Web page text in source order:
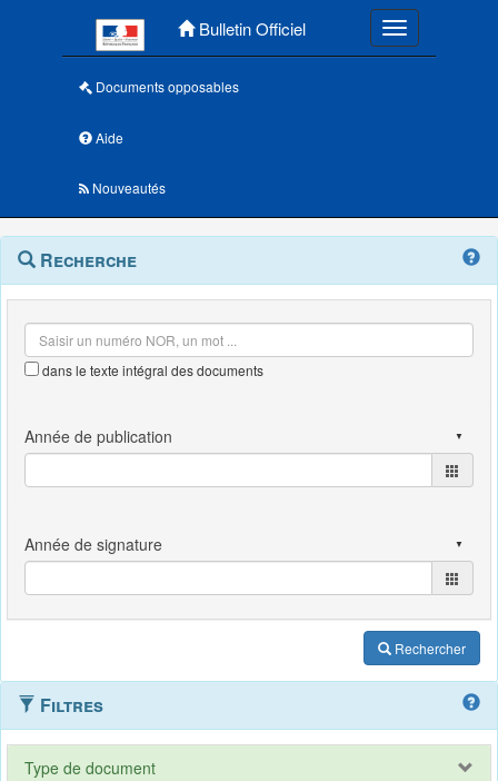
Bulletin Officiel Toggle
Documents opposables
Aide
Nouveautés
Navigation
outils
Menu
contextuel
Recherche
dans le texte intégral des documents
Rechercher
Filtres
Type de document